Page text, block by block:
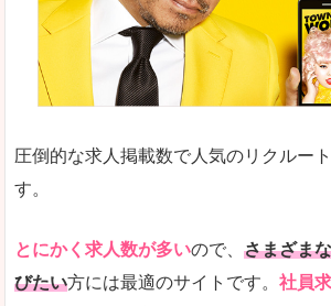
圧倒的な求人掲載数で人気のリクルー
す。
とにかく求人数が多いので、 さまざま
びたい方には最適のサイトです。 社員